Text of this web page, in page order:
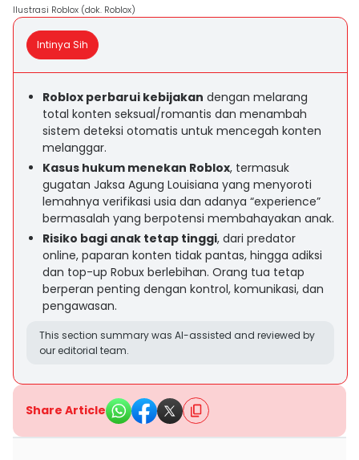
Ilustrasi Roblox (dok. Roblox)
Intinya Sih
Roblox perbarui kebijakan dengan melarang
total konten seksual/romantis dan menambah
sistem deteksi otomatis untuk mencegah konten
melanggar.
Kasus hukum menekan Roblox, termasuk
gugatan Jaksa Agung Louisiana yang menyoroti
lemahnya verifikasi usia dan adanya “experience”
bermasalah yang berpotensi membahayakan anak.
Risiko bagi anak tetap tinggi, dari predator
online, paparan konten tidak pantas, hingga adiksi
dan top-up Robux berlebihan. Orang tua tetap
berperan penting dengan kontrol, komunikasi, dan
pengawasan.
This section summary was AI-assisted and reviewed by
our editorial team.
Share Article